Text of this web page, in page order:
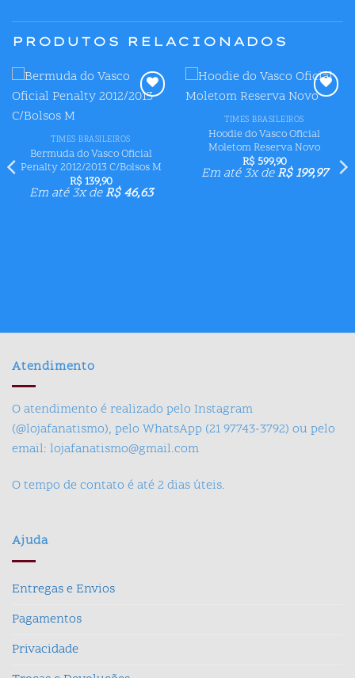
PRODUTOS RELACIONADOS
TIMES BRASILEIROS
Bermuda do Vasco Oficial
Penalty 2012/2013 C/Bolsos M
R$ 139,90
Em até 3x deR$46,63
aos meus
desejos
TIMES BRASILEIROS
Hoodie do Vasco Oficial
Moletom Reserva Novo
R$ 599,90
Em até 3x deR$199,97
Atendimento
O atendimento é realizado pelo Instagram
(@lojafanatismo), pelo WhatsApp (21 97743-3792) ou pelo
email: lojafanatismo@gmail.com
O tempo de contato é até 2 dias úteis.
Ajuda
Entregas e Envios
Pagamentos
Privacidade